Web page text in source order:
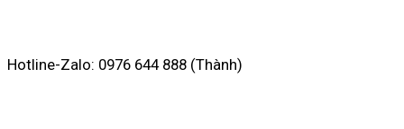
Hotline-Zalo: 0976 644 888 (Thành)